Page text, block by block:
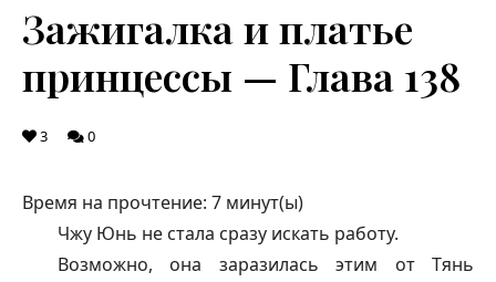
Зажигалка и платье
принцессы — Глава 138
3 0
Время на прочтение: 7 минут(ы)
Чжу Юнь не стала сразу искать работу.
Возможно, она заразилась этим от Тянь